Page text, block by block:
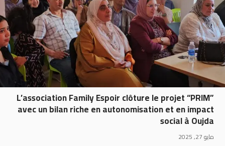
L’association Family Espoir clôture le projet “PRIM”
avec un bilan riche en autonomisation et en impact
social à Oujda
مايو 27, 2025